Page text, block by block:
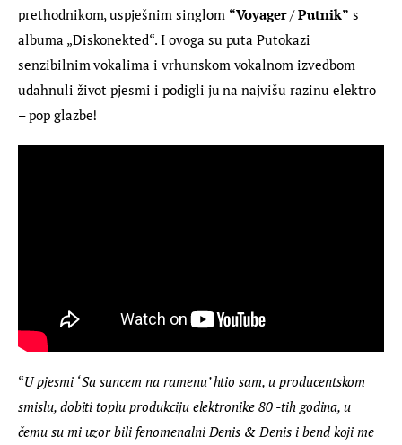
prethodnikom, uspješnim singlom “Voyager / Putnik” s
albuma „Diskonekted“. I ovoga su puta Putokazi
senzibilnim vokalima i vrhunskom vokalnom izvedbom
udahnuli život pjesmi i podigli ju na najvišu razinu elektro
– pop glazbe!
“U pjesmi ‘ Sa suncem na ramenu’ htio sam, u producentskom
smislu, dobiti toplu produkciju elektronike 80 -tih godina, u
čemu su mi uzor bili fenomenalni Denis & Denis i bend koji me